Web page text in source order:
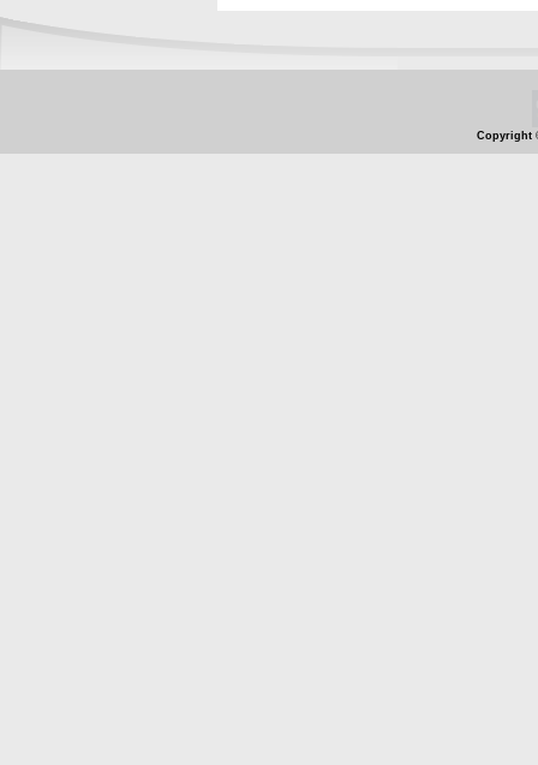
Copyright